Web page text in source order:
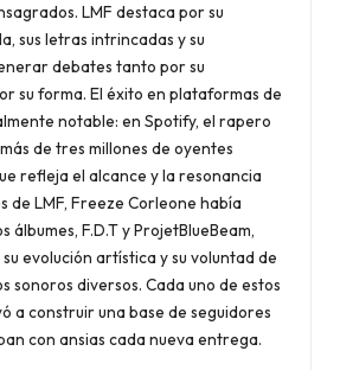
LMF destaca por su
sus letras intrincadas y su
debates tanto por su
su forma. El éxito en plataformas de
notable: en Spotify, el rapero
de tres millones de oyentes
refleja el alcance y la resonancia
de LMF, Freeze Corleone había
álbumes, F.D.T y ProjetBlueBeam,
evolución artística y su voluntad de
diversos. Cada uno de estos
a construir una base de seguidores
con ansias cada nueva entrega.